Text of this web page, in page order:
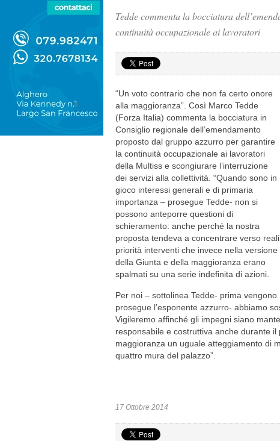
Tedde commenta la bocciatura
continuità occupazionale ai lavoratori
“Un voto contrario che non fa certo onore
alla maggioranza”. Così Marco Tedde
(Forza Italia) commenta la bocciatura in
Consiglio regionale dell’emendamento
proposto dal gruppo azzurro per garantire
la continuità occupazionale ai lavoratori
della Multiss e scongiurare l’interruzione
dei servizi alla collettività. “Quando sono in
gioco interessi generali e di primaria
importanza – prosegue Tedde- non si
possono anteporre questioni di
schieramento: anche perché la nostra
proposta tendeva a concentrare verso reali
priorità interventi che invece nella versione
della Giunta e della maggioranza erano
spalmati su una serie indefinita di azioni.
Per noi – sottolinea Tedde- prima
prosegue l’esponente azzurro- abbiamo
Vigileremo affinché gli impegni siano
responsabile e costruttiva anche durante
maggioranza un uguale atteggiamento di
quattro mura del palazzo”.
17 Ottobre 2014